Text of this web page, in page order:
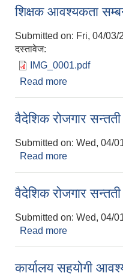
शिक्षक आवश्यकता
Submitted on: Fri, 04/03/
दस्तावेज:
IMG_0001.pdf
Read more
वैदेशिक रोजगार
Submitted on: Wed, 04/
Read more
वैदेशिक रोजगार
Submitted on: Wed, 04/
Read more
कार्यालय सहयोगी